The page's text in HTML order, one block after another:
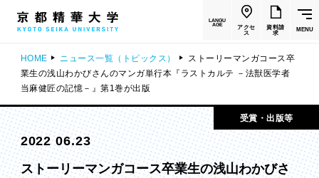
LANGU
AGE
アクセ
ス
資料請
求
MENU
HOME ニュース一覧（トピックス）
ストーリーマンガコース卒
業生の浅山わかびさんのマンガ単行本『ラストカルテ －法獣医学者
当麻健匠の記憶－』第1巻が出版
受賞・出版等
2022 06.23
ストーリーマンガコース卒業生の浅山わかびさ